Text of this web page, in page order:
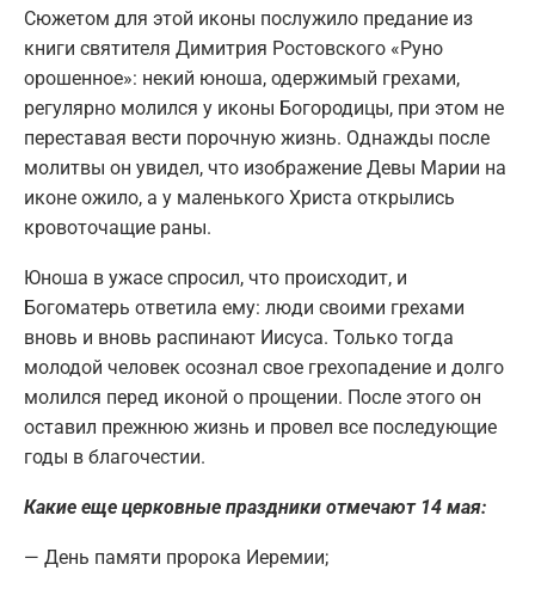
Сюжетом для этой иконы послужило предание из
книги святителя Димитрия Ростовского «Руно
орошенное»: некий юноша, одержимый грехами,
регулярно молился у иконы Богородицы, при этом не
переставая вести порочную жизнь. Однажды после
молитвы он увидел, что изображение Девы Марии на
иконе ожило, а у маленького Христа открылись
кровоточащие раны.
Юноша в ужасе спросил, что происходит, и
Богоматерь ответила ему: люди своими грехами
вновь и вновь распинают Иисуса. Только тогда
молодой человек осознал свое грехопадение и долго
молился перед иконой о прощении. После этого он
оставил прежнюю жизнь и провел все последующие
годы в благочестии.
Какие еще церковные праздники отмечают 14 мая:
— День памяти пророка Иеремии;